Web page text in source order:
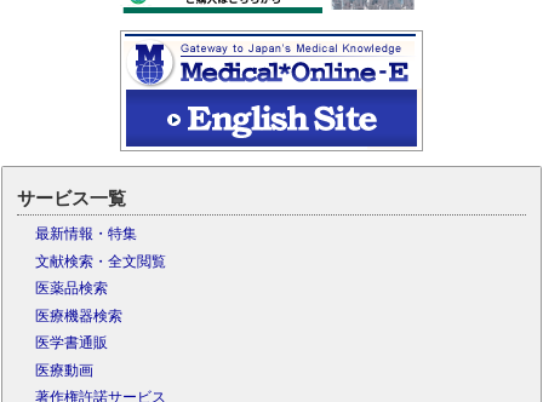
サービス一覧
最新情報・特集
文献検索・全文閲覧
医薬品検索
医療機器検索
医学書通販
医療動画
著作権許諾サービス